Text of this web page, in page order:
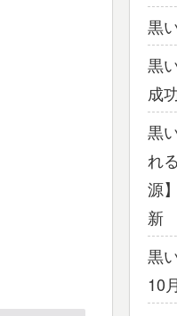
黒
黒
成
黒
れ
源
新
黒
10